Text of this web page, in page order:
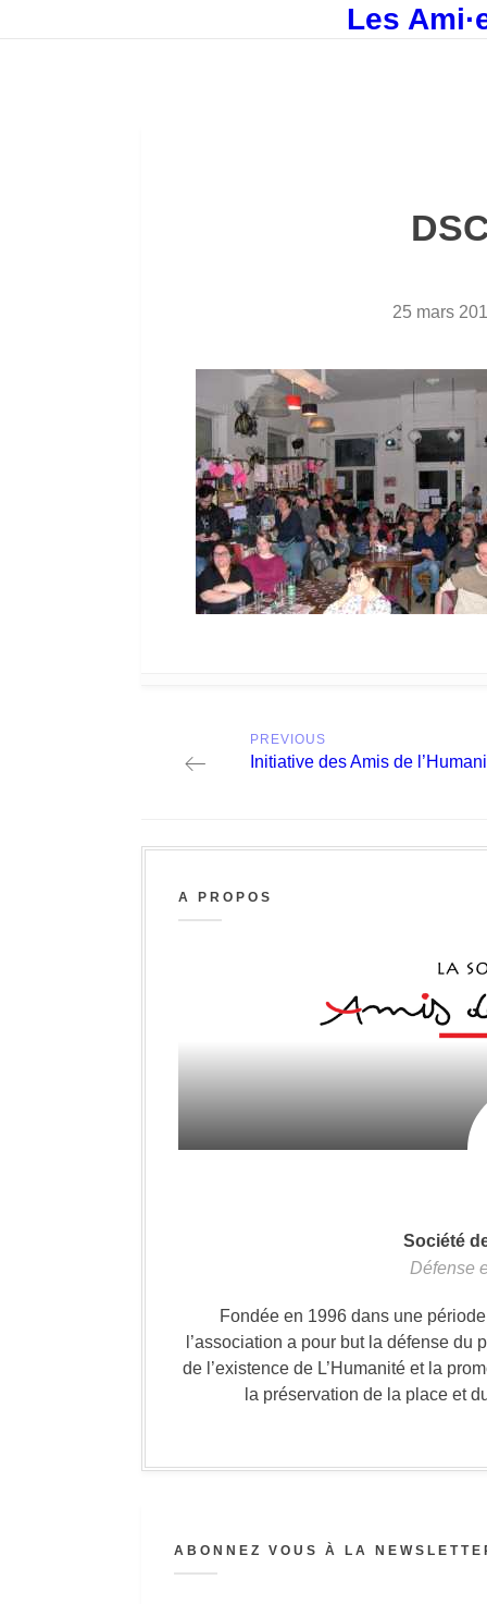
Les
25 mars
navigation
PREVIOUS
Previous
Initiative des Amis de
A PROPOS
Société
Défense
Fondée en 1996 dans une
l’association a pour but la défense
de l’existence de L’Humanité et la
la préservation de la place et
ABONNEZ VOUS À LA